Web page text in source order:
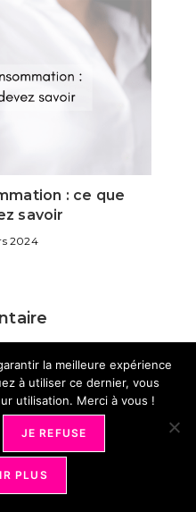
: ce que
savoir
2024
la meilleure expérience
à utiliser ce dernier, vous
utilisation. Merci à vous !
JE REFUSE
PLUS